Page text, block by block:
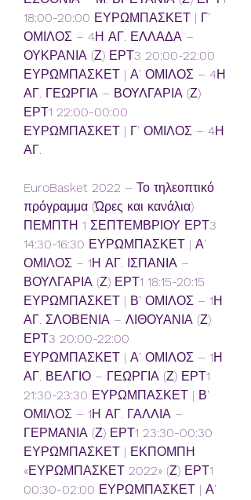
18:00-20:00 ΕΥΡΩΜΠΑΣΚΕΤ | Γ’
ΟΜΙΛΟΣ – 4Η ΑΓ. ΕΛΛΑΔΑ –
ΟΥΚΡΑΝΙΑ (Ζ) ΕΡΤ3 20:00-22:00
ΕΥΡΩΜΠΑΣΚΕΤ | Α’ ΟΜΙΛΟΣ – 4Η
ΑΓ. ΓΕΩΡΓΙΑ – ΒΟΥΛΓΑΡΙΑ (Ζ)
ΕΡΤ1 22:00-00:00
ΕΥΡΩΜΠΑΣΚΕΤ | Γ’ ΟΜΙΛΟΣ – 4Η
ΑΓ.
EuroBasket 2022 – Το τηλεοπτικό
πρόγραμμα (Ώρες και κανάλια)
ΠΕΜΠΤΗ 1 ΣΕΠΤΕΜΒΡΙΟΥ ΕΡΤ3
14:30-16:30 ΕΥΡΩΜΠΑΣΚΕΤ | Α’
ΟΜΙΛΟΣ – 1Η ΑΓ. ΙΣΠΑΝΙΑ –
ΒΟΥΛΓΑΡΙΑ (Ζ) ΕΡΤ1 18:15-20:15
ΕΥΡΩΜΠΑΣΚΕΤ | Β’ ΟΜΙΛΟΣ – 1Η
ΑΓ. ΣΛΟΒΕΝΙΑ – ΛΙΘΟΥΑΝΙΑ (Ζ)
ΕΡΤ3 20:00-22:00
ΕΥΡΩΜΠΑΣΚΕΤ | Α’ ΟΜΙΛΟΣ – 1Η
ΑΓ. ΒΕΛΓΙΟ – ΓΕΩΡΓΙΑ (Ζ) ΕΡΤ1
21:30-23:30 ΕΥΡΩΜΠΑΣΚΕΤ | Β’
ΟΜΙΛΟΣ – 1Η ΑΓ. ΓΑΛΛΙΑ –
ΓΕΡΜΑΝΙΑ (Ζ) ΕΡΤ1 23:30-00:30
ΕΥΡΩΜΠΑΣΚΕΤ | ΕΚΠΟΜΠΗ
«ΕΥΡΩΜΠΑΣΚΕΤ 2022» (Ζ) ΕΡΤ1
00:30-02:00 ΕΥΡΩΜΠΑΣΚΕΤ | Α’